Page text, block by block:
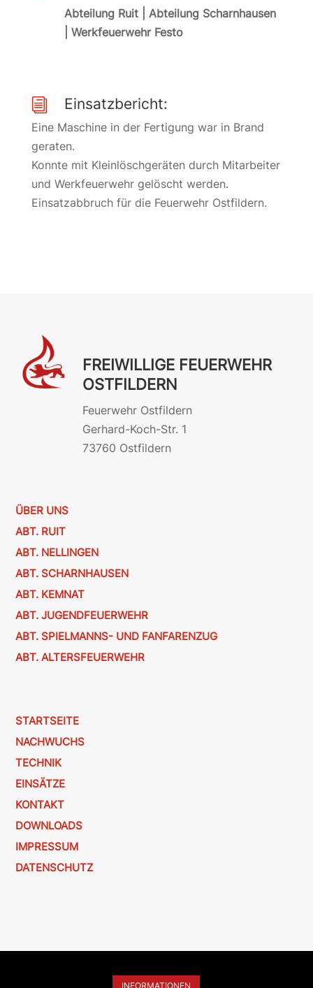
Abteilung Ruit | Abteilung Scharnhausen
| Werkfeuerwehr Festo
i Einsatzbericht:
Eine Maschine in der Fertigung war in Brand
geraten.
Konnte mit Kleinlöschgeräten durch Mitarbeiter
und Werkfeuerwehr gelöscht werden.
Einsatzabbruch für die Feuerwehr Ostfildern.
FREIWILLIGE FEUERWEHR
OSTFILDERN
Feuerwehr Ostfildern
Gerhard-Koch-Str. 1
73760 Ostfildern
ÜBER UNS
ABT. RUIT
ABT. NELLINGEN
ABT. SCHARNHAUSEN
ABT. KEMNAT
ABT. JUGENDFEUERWEHR
ABT. SPIELMANNS- UND FANFARENZUG
ABT. ALTERSFEUERWEHR
STARTSEITE
NACHWUCHS
TECHNIK
EINSÄTZE
KONTAKT
DOWNLOADS
IMPRESSUM
DATENSCHUTZ
INFORMATIONEN